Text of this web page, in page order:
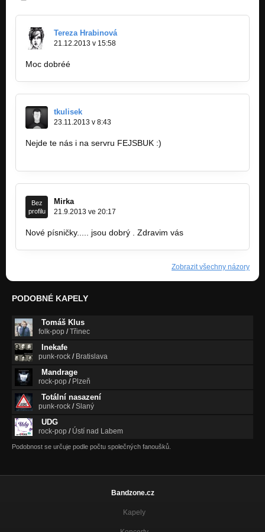
Tereza Hrabinová
21.12.2013 v 15:58
Moc dobréé
tkulisek
23.11.2013 v 8:43
Nejde te nás i na servru FEJSBUK :)
Bez
profilu
Mirka
21.9.2013 ve 20:17
Nové písničky..... jsou dobrý . Zdravim vás
Zobrazit všechny názory
PODOBNÉ KAPELY
Tomáš Klus
folk-pop /Třinec
Inekafe
punk-rock / Bratislava
Mandrage
rock-pop / Plzeň
Totální nasazení
punk-rock /Slaný
UDG
rock-pop / Ústí nad Labem
Podobnost se určuje podle počtu společných fanoušků.
Bandzone.cz
Kapely